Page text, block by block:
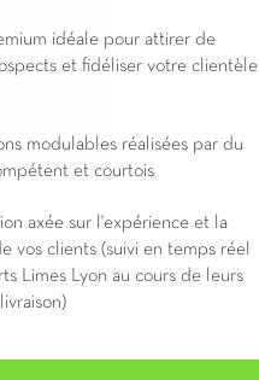
idéale pour attirer de
et fidéliser votre clientèle
modulables réalisées par du
et courtois
axée sur l'expérience et la
vos clients (suivi en temps réel
Limes Lyon au cours de leurs